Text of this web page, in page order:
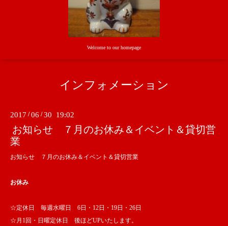
Welcome to our homepage
インフォメーション
2017 /06 /30 19:02
お知らせ ７月のお休み＆イベント＆貸切営
業
お知らせ ７月のお休み＆イベント＆貸切営業
お休み
☆定休日 毎週水曜日 6日・12日・19日・26日
☆月1回・日曜定休日 後ほどUPいたします。